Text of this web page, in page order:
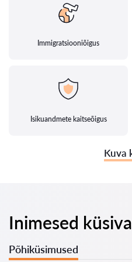
Immigratsiooniõigus
Isikuandmete kaitseõigus
Kuva
Inimesed
Põhiküsimused